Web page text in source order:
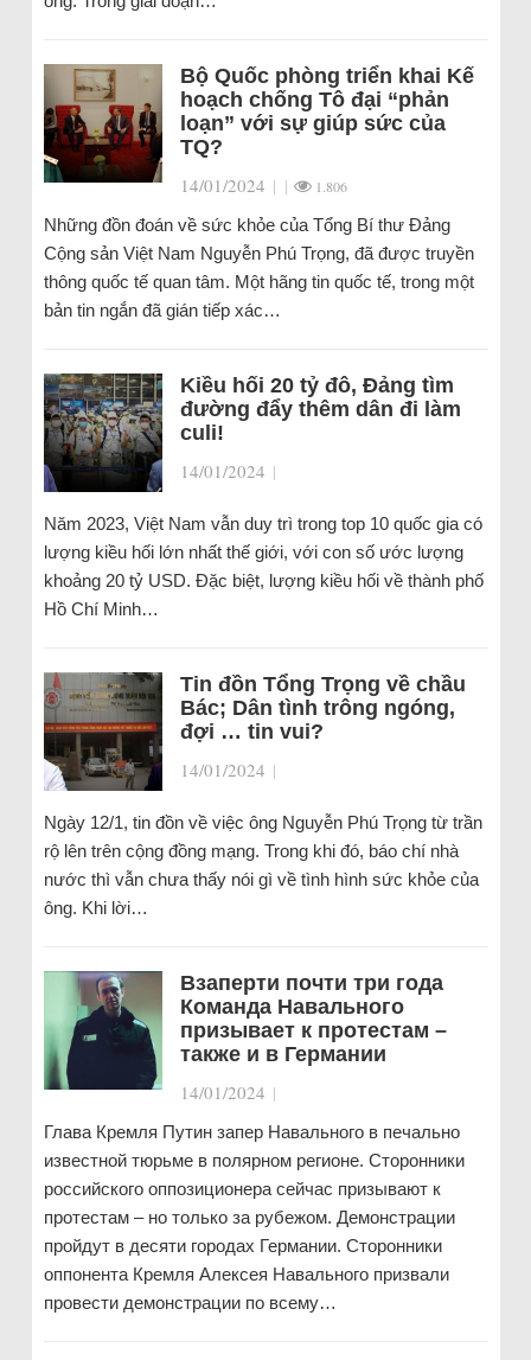
Bộ Quốc phòng triển khai Kế
hoạch chống Tô đại “phản
loạn” với sự giúp sức của
TQ?
14/01/2024 | | 1.806
Những đồn đoán về sức khỏe của Tổng Bí thư Đảng
Cộng sản Việt Nam Nguyễn Phú Trọng, đã được truyền
thông quốc tế quan tâm. Một hãng tin quốc tế, trong một
bản tin ngắn đã gián tiếp xác…
Kiều hối 20 tỷ đô, Đảng tìm
đường đẩy thêm dân đi làm
culi!
14/01/2024 |
Năm 2023, Việt Nam vẫn duy trì trong top 10 quốc gia có
lượng kiều hối lớn nhất thế giới, với con số ước lượng
khoảng 20 tỷ USD. Đặc biệt, lượng kiều hối về thành phố
Hồ Chí Minh…
Tin đồn Tổng Trọng về chầu
Bác; Dân tình trông ngóng,
đợi … tin vui?
14/01/2024 |
Ngày 12/1, tin đồn về việc ông Nguyễn Phú Trọng từ trần
rộ lên trên cộng đồng mạng. Trong khi đó, báo chí nhà
nước thì vẫn chưa thấy nói gì về tình hình sức khỏe của
ông. Khi lời…
Взаперти почти три года
Команда Навального
призывает к протестам –
также и в Германии
14/01/2024 |
Глава Кремля Путин запер Навального в печально
известной тюрьме в полярном регионе. Сторонники
российского оппозиционера сейчас призывают к
протестам – но только за рубежом. Демонстрации
пройдут в десяти городах Германии. Сторонники
оппонента Кремля Алексея Навального призвали
провести демонстрации по всему…